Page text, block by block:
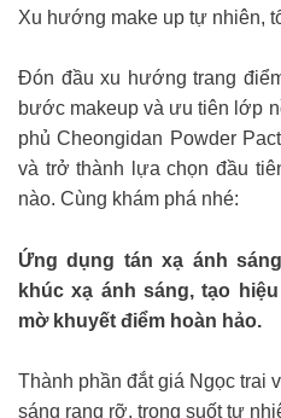
Xu hướng make up tự nhiên,
Đón đầu xu hướng trang
bước makeup và ưu tiên lớp
phủ Cheongidan Powder
và trở thành lựa chọn đầu
nào. Cùng khám phá nhé:
Ứng dụng tán xạ ánh
khúc xạ ánh sáng, tạo
mờ khuyết điểm hoàn hảo.
Thành phần đắt giá Ngọc trai
sáng rạng rỡ, trong suốt tự